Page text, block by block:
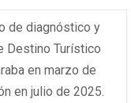
de diagnóstico y
Destino Turístico
en marzo de
en julio de 2025.